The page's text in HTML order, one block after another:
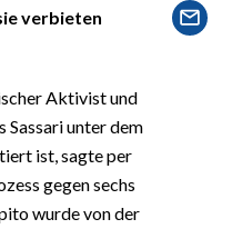
verbieten
Aktivist und
Sassari unter dem
ist, sagte per
gegen sechs
wurde von der